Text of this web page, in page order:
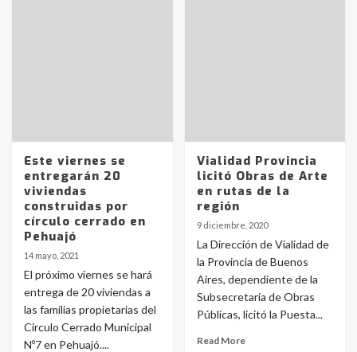
Este viernes se
entregarán 20
viviendas
construidas por
círculo cerrado en
Pehuajó
14 mayo, 2021
El próximo viernes se hará
entrega de 20 viviendas a
las familias propietarias del
Circulo Cerrado Municipal
Nº7 en Pehuajó....
Vialidad Provincia
licitó Obras de Arte
en rutas de la
región
9 diciembre, 2020
La Dirección de Vialidad de
la Provincia de Buenos
Aires, dependiente de la
Subsecretaría de Obras
Públicas, licitó la Puesta...
Read More